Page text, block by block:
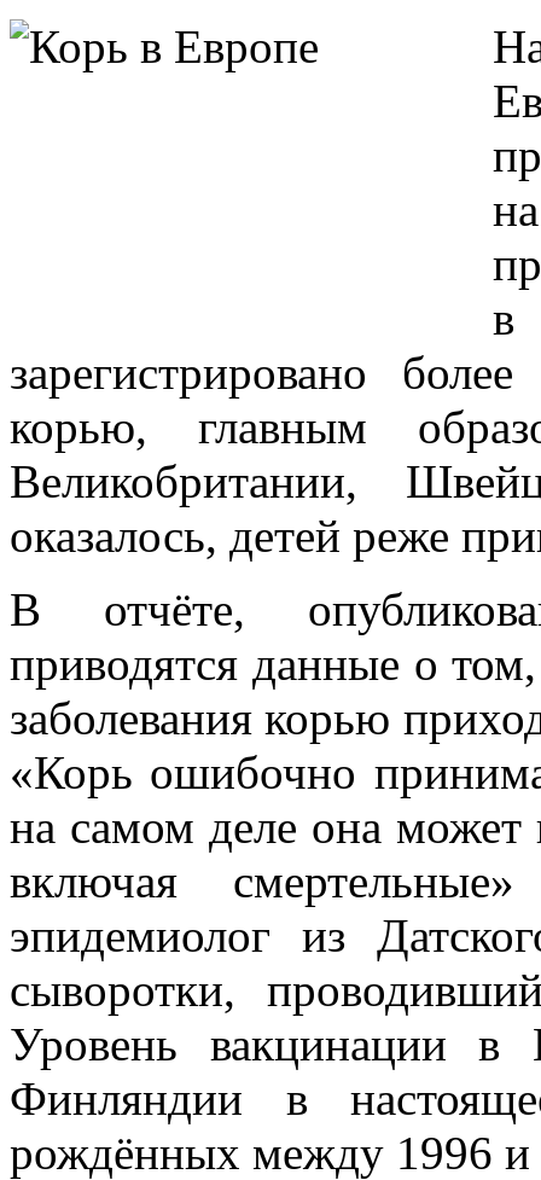
в
зарегистрировано
корью, главным
Великобритании,
оказалось, детей реже
В отчёте,
приводятся данные о
заболевания корью
«Корь ошибочно
на самом деле она может
включая
эпидемиолог из
сыворотки,
Уровень вакцинации в
Финляндии в
рождённых между 1996 и